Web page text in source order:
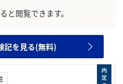
と閲覧できます。
記を見る(無料)